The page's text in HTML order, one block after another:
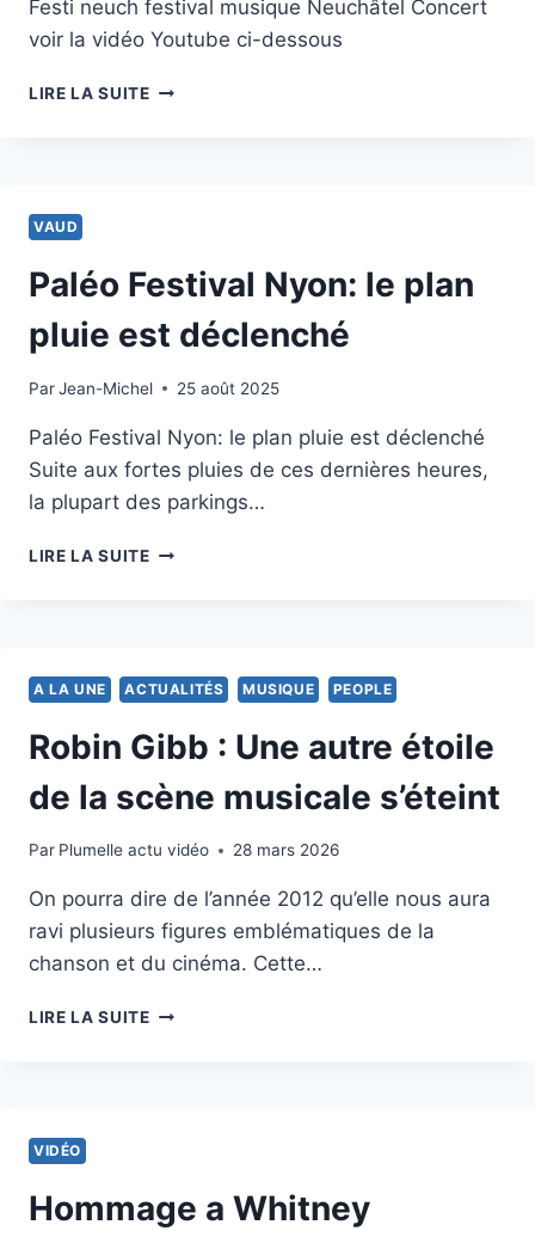
Festi neuch festival musique Neuchâtel Concert
voir la vidéo Youtube ci-dessous
LIRE LA SUITEIGGY
VAUD
Paléo Festival Nyon: le plan
pluie est déclenché
ParJean-Michel
18 décembre 2012 25 août 2025
Paléo Festival Nyon: le plan pluie est déclenché
Suite aux fortes pluies de ces dernières heures,
la plupart des parkings…
LIRE LA SUITEPALÉO
PLUIE
EST
A LA UNE ACTUALITÉS MUSIQUE PEOPLE
Robin Gibb : Une autre étoile
de la scène musicale s’éteint
Par Plumelle actu vidéo
21 mai 2012 28 mars 2026
On pourra dire de l’année 2012 qu’elle nous aura
ravi plusieurs figures emblématiques de la
chanson et du cinéma. Cette…
LIRE LA SUITEROBIN
SCÈNE
VIDÉO
Hommage a Whitney